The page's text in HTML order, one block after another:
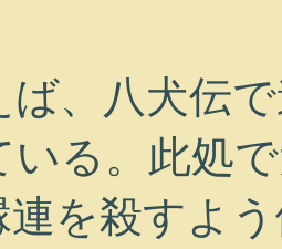
、八犬伝
いる。此処
連を殺すよ